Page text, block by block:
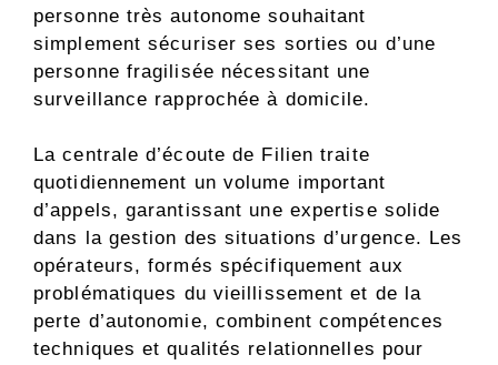
personne très autonome souhaitant
simplement sécuriser ses sorties ou d’une
personne fragilisée nécessitant une
surveillance rapprochée à domicile.
La centrale d’écoute de Filien traite
quotidiennement un volume important
d’appels, garantissant une expertise solide
dans la gestion des situations d’urgence. Les
opérateurs, formés spécifiquement aux
problématiques du vieillissement et de la
perte d’autonomie, combinent compétences
techniques et qualités relationnelles pour